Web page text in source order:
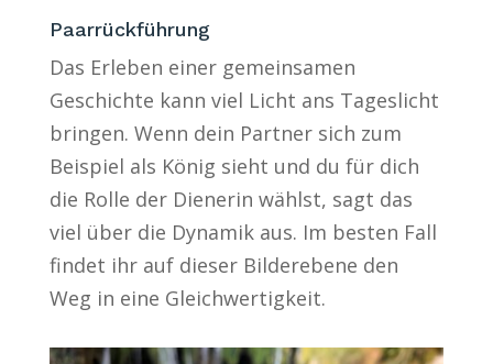
Paarrückführung
Das Erleben einer gemeinsamen
Geschichte kann viel Licht ans Tageslicht
bringen. Wenn dein Partner sich zum
Beispiel als König sieht und du für dich
die Rolle der Dienerin wählst, sagt das
viel über die Dynamik aus. Im besten Fall
findet ihr auf dieser Bilderebene den
Weg in eine Gleichwertigkeit.